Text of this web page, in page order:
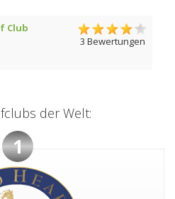
Club
3 Bewertungen
der Welt:
1